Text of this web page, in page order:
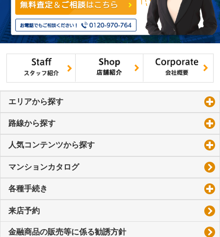
エリアから探す
路線から探す
人気コンテンツから探す
マンションカタログ
各種手続き
来店予約
金融商品の販売等に係る勧誘方針